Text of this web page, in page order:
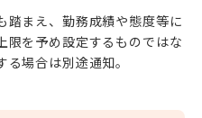
踏まえ、勤務成績や態度等に
限を予め設定するものではな
る場合は別途通知。